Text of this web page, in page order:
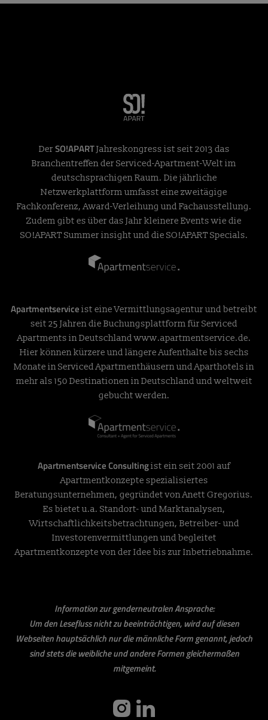
Der SO!APARTJahreskongress ist seit 2013 das
Branchentreffen der Serviced-Apartment-Welt im
deutschsprachigen Raum. Die jährliche
Netzwerkplattform umfasst eine zweitägige
Fachkonferenz, Award-Verleihung und Fachausstellung.
Zudem gibt es über das Jahr kleinere Events wie die
SO!APART Summer insight und die SO!APART Specials.
Apartmentservice ist eine Vermittlungsagentur und betreibt
seit 25 Jahren die Buchungsplattform für Serviced
Apartments in Deutschlandwww.apartmentservice.de.
Hier können kürzere und längere Aufenthalte bis sechs
Monate in Serviced Apartmenthäusern und Aparthotels in
mehr als 150 Destinationen in Deutschland und weltweit
gebucht werden.
Apartmentservice Consultingist ein seit 2001 auf
Apartmentkonzepte spezialisiertes
Beratungsunternehmen, gegründet von Anett Gregorius.
Es bietet u.a. Standort- und Marktanalysen,
Wirtschaftlichkeitsbetrachtungen, Betreiber- und
Investorenvermittlungen und begleitet
Apartmentkonzepte von der Idee bis zur Inbetriebnahme.
Information zur genderneutralen Ansprache:
Um den Lesefluss nicht zu beeinträchtigen, wird auf diesen
Webseiten hauptsächlich nur die männliche Form genannt, jedoch
sind stets die weibliche und andere Formen gleichermaßen
mitgemeint.
instagram